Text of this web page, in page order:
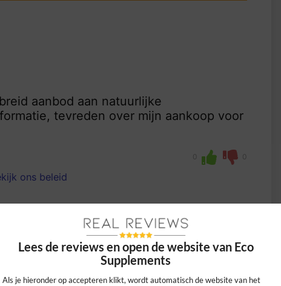
aanbod aan natuurlijke
tevreden over mijn aankoop voor
0 0
ons beleid
Lees de reviews en open de website van Eco
Supplements
Als je hieronder op accepteren klikt, wordt automatisch de website van het